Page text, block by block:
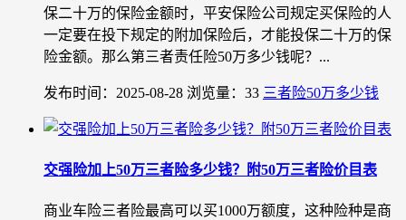
保二十万的保险金额时，平安保险公司规定买保险的人
一定要在投下规定的附加保险后，才能投保二十万的保
险金额。那么第三者责任险50万多少钱呢？...
发布时间：2025-08-28 浏览量：33 三者险50万多少钱
交强险加上50万三者险多少钱？附50万三者险价目表
商业车险三者险最高可以买1000万额度，这种险种是商